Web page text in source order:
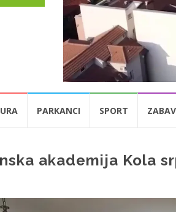
PARKANCI SPORT
akademija Kola